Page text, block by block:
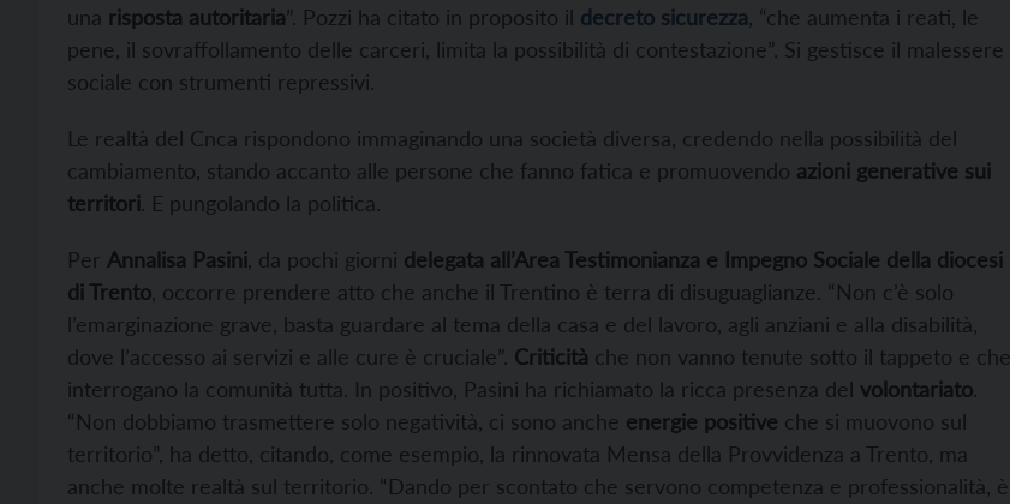
una risposta autoritaria”. Pozzi ha citato in proposito il decreto sicurezza, “che aumenta i reati, le
pene, il sovraffollamento delle carceri, limita la possibilità di contestazione”. Si gestisce il malessere
sociale con strumenti repressivi.
Le realtà del Cnca rispondono immaginando una società diversa, credendo nella possibilità del
cambiamento, stando accanto alle persone che fanno fatica e promuovendo azioni generative sui
territori. E pungolando la politica.
Per Annalisa Pasini, da pochi giorni delegata all’Area Testimonianza e Impegno Sociale della diocesi
di Trento, occorre prendere atto che anche il Trentino è terra di disuguaglianze. “Non c’è solo
l’emarginazione grave, basta guardare al tema della casa e del lavoro, agli anziani e alla disabilità,
dove l’accesso ai servizi e alle cure è cruciale”. Criticità che non vanno tenute sotto il tappeto e che
interrogano la comunità tutta. In positivo, Pasini ha richiamato la ricca presenza del volontariato.
“Non dobbiamo trasmettere solo negatività, ci sono anche energie positive che si muovono sul
territorio”, ha detto, citando, come esempio, la rinnovata Mensa della Provvidenza a Trento, ma
anche molte realtà sul territorio. “Dando per scontato che servono competenza e professionalità, è